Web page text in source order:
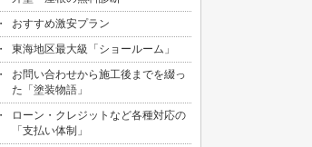
2026/08/01
名古屋市天白区のお客様より、屋根外壁
の他塗装、ベランダ防水工事の御見積
依頼を頂きました！
2026/07/31
名古屋市東区のお客様より、原状回復工
事の御見積依頼を頂きました！
おすすめ激安プラン
東海地区最大級「ショールーム」
お問い合わせから施工後までを綴っ
た「塗装物語」
ローン・クレジットなど各種対応の
「支払い体制」